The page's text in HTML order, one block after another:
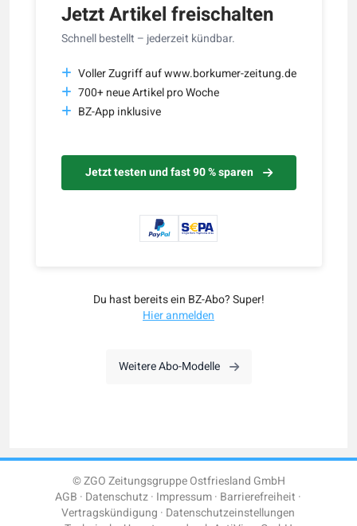
Jetzt Artikel freischalten
Schnell bestellt – jederzeit kündbar.
Voller Zugriff auf www.borkumer-zeitung.de
700+ neue Artikel pro Woche
BZ-App inklusive
Jetzt testen und fast 90 % sparen
Du hast bereits ein BZ-Abo? Super!
Hier anmelden
Weitere Abo-Modelle
© ZGO Zeitungsgruppe Ostfriesland GmbH
AGB Datenschutz Impressum Barrierefreiheit
Vertragskündigung Datenschutzeinstellungen